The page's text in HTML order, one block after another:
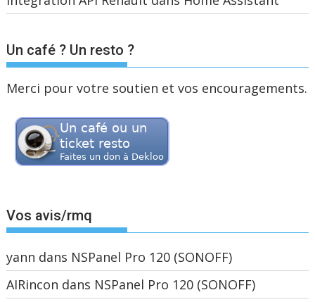
Un café ? Un resto ?
Merci pour votre soutien et vos encouragements.
Vos avis/rmq
yann dans NSPanel Pro 120 (SONOFF)
AIRincon dans NSPanel Pro 120 (SONOFF)